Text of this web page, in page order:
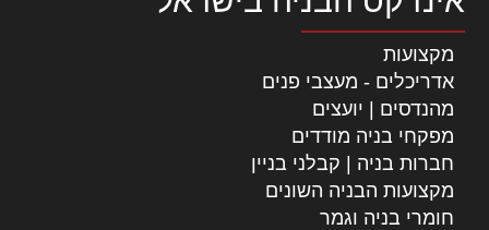
מקצועות
אדריכלים - מעצבי פנים
מהנדסים | יועצים
מפקחי בניה מודדים
חברות בניה | קבלני בניין
מקצועות הבניה השונים
חומרי בניה וגמר